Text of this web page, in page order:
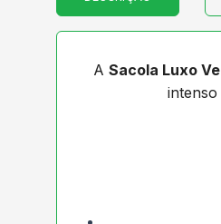
A Sacola Luxo